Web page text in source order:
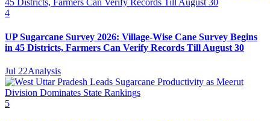
4
UP Sugarcane Survey 2026: Village-Wise Cane Survey Begins
in 45 Districts, Farmers Can Verify Records Till August 30
Jul 22Analysis
5